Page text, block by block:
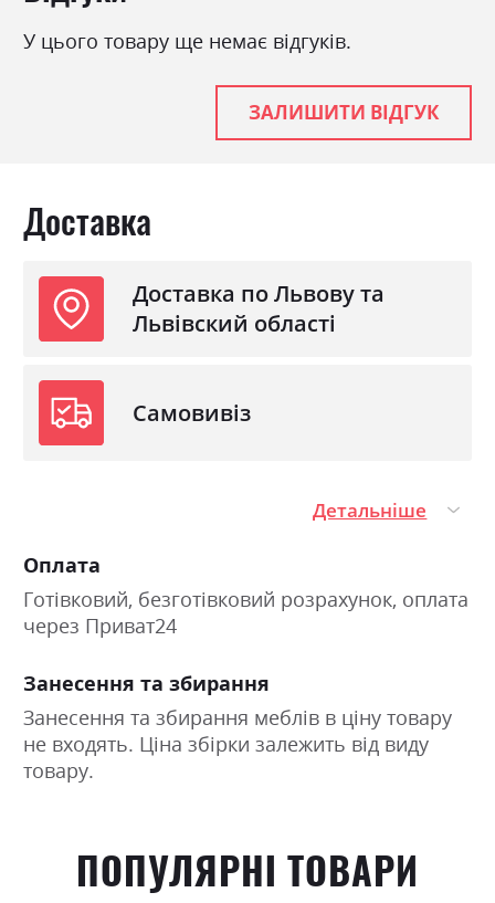
Навантаження на одне
спальне місце
120
класика, мінімалізм,
модерн
Ніша для білизни
У цього товару ще немає відгуків.
ЗАЛИШИТИ ВІДГУК
Доставка
Доставка по Львову та
Львівский області
Самовивіз
Детальніше
Оплата
Готівковий, безготівковий розрахунок, оплата
через Приват24
Занесення та збирання
Занесення та збирання меблів в ціну товару
не входять. Ціна збірки залежить від виду
товару.
ПОПУЛЯРНІ ТОВАРИ